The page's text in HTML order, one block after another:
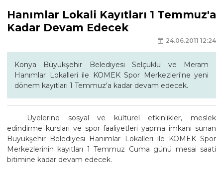
Hanımlar Lokali Kayıtları 1 Temmuz'a
Kadar Devam Edecek
24.06.2011 12:24
Konya Büyükşehir Belediyesi Selçuklu ve Meram
Hanımlar Lokalleri ile KOMEK Spor Merkezleri'ne yeni
dönem kayıtları 1 Temmuz'a kadar devam edecek.
Üyelerine sosyal ve kültürel etkinlikler, meslek
edindirme kursları ve spor faaliyetleri yapma imkanı sunan
Büyükşehir Belediyesi Hanımlar Lokalleri ile KOMEK Spor
Merkezlerinin kayıtları 1 Temmuz Cuma günü mesai saati
bitimine kadar devam edecek.